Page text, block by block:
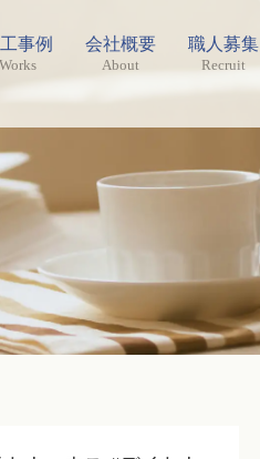
事例
Works
会社概要
About
職人募集
Recruit